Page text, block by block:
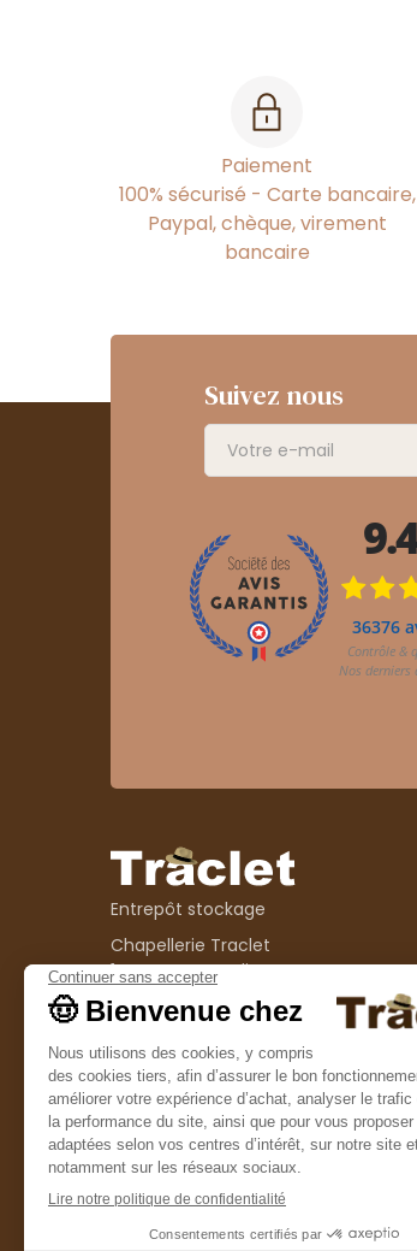
Paiement
100% sécurisé - Carte bancaire,
Paypal, chèque, virement
bancaire
Suivez nous
Entrepôt stockage
Chapellerie Traclet
14 Impasse Bardin
42300 Roanne
contact@chapellerie-traclet.com
Boutique
Chapellerie Traclet
4 rue de Cadore
42300 Roanne